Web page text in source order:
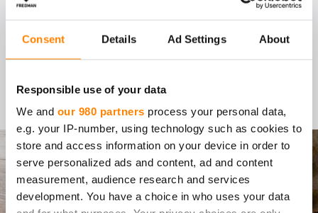
Consent Details Ad Settings About
Responsible use of your data
We and our 980 partners process your personal data,
e.g. your IP-number, using technology such as cookies to
store and access information on your device in order to
serve personalized ads and content, ad and content
measurement, audience research and services
development. You have a choice in who uses your data
KAH­DEN JUUS­TON KUR­
PIT­SA­PII­RAK­KA
Siirry reseptiin